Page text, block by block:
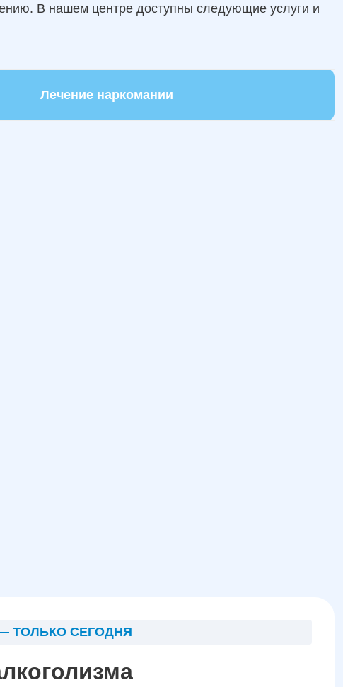
В нашем центре доступны следующие услуги и
Лечение наркомании
ТОЛЬКО СЕГОДНЯ